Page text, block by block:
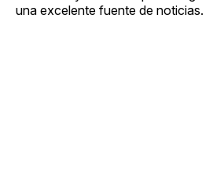
una excelente fuente de noticias.